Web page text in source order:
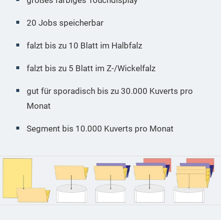
20 Jobs speicherbar
falzt bis zu 10 Blatt im Halbfalz
falzt bis zu 5 Blatt im Z-/Wickelfalz
gut für sporadisch bis zu 30.000 Kuverts pro
Monat
Segment bis 10.000 Kuverts pro Monat